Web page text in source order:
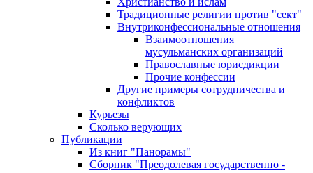
Традиционные религии против "сект"
Внутриконфессиональные отношения
Взаимоотношения
мусульманских организаций
Православные юрисдикции
Прочие конфессии
Другие примеры сотрудничества и
конфликтов
Курьезы
Сколько верующих
Публикации
Из книг "Панорамы"
Сборник "Преодолевая государственно -